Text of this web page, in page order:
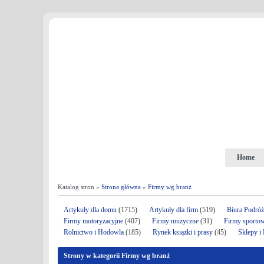
Home
Katalog stron » Strona główna » Firmy wg branż
Artykuły dla domu (1715) Artykuły dla firm (519)
Biura
Firmy motoryzacyjne (407) Firmy muzyczne (31)
Firmy
Rolnictwo i Hodowla (185) Rynek książki i prasy (45) Sklepy i
Strony w kategorii Firmy wg branż